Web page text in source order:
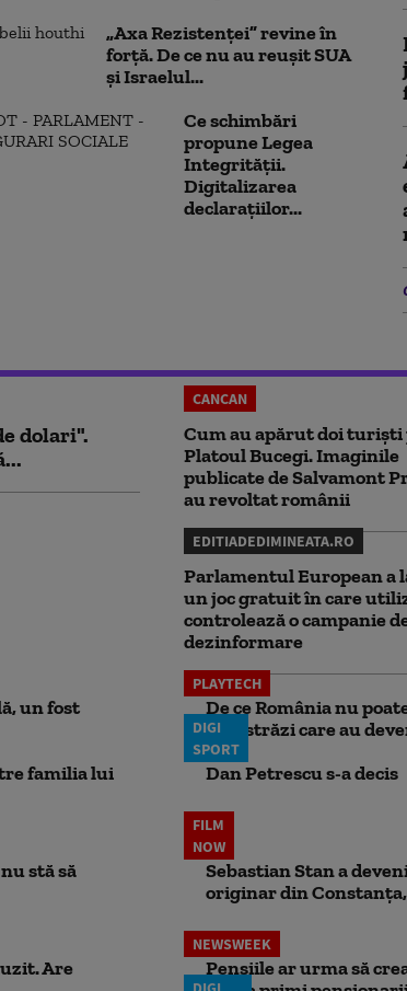
„Axa Rezistenței” revine în
forță. De ce nu au reușit SUA
și Israelul...
Ce schimbări
propune Legea
Integrității.
Digitalizarea
declarațiilor...
dolari".
CANCAN
Cum au apărut doi turiști
Platoul Bucegi. Imaginile
publicate de Salvamont
au revoltat românii
EDITIADEDIMINEATA.RO
Parlamentul European a
un joc gratuit în care
controlează o campanie
dezinformare
un fost
PLAYTECH
De ce România nu
autostrăzi care au
familia lui
DIGI
SPORT
Dan Petrescu s-a decis
stă să
FILM
NOW
Sebastian Stan a
originar din
Are
NEWSWEEK
Pensiile ar urma să